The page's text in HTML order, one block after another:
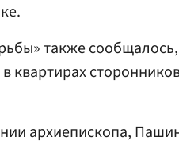
также
квартирах
архиепископа,